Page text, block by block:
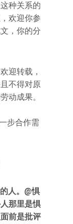
种关系的
欢迎你参
，你的分
迎转载，
不得对原
动成果。
步合作需
人。@惧
那里是惧
前是批评